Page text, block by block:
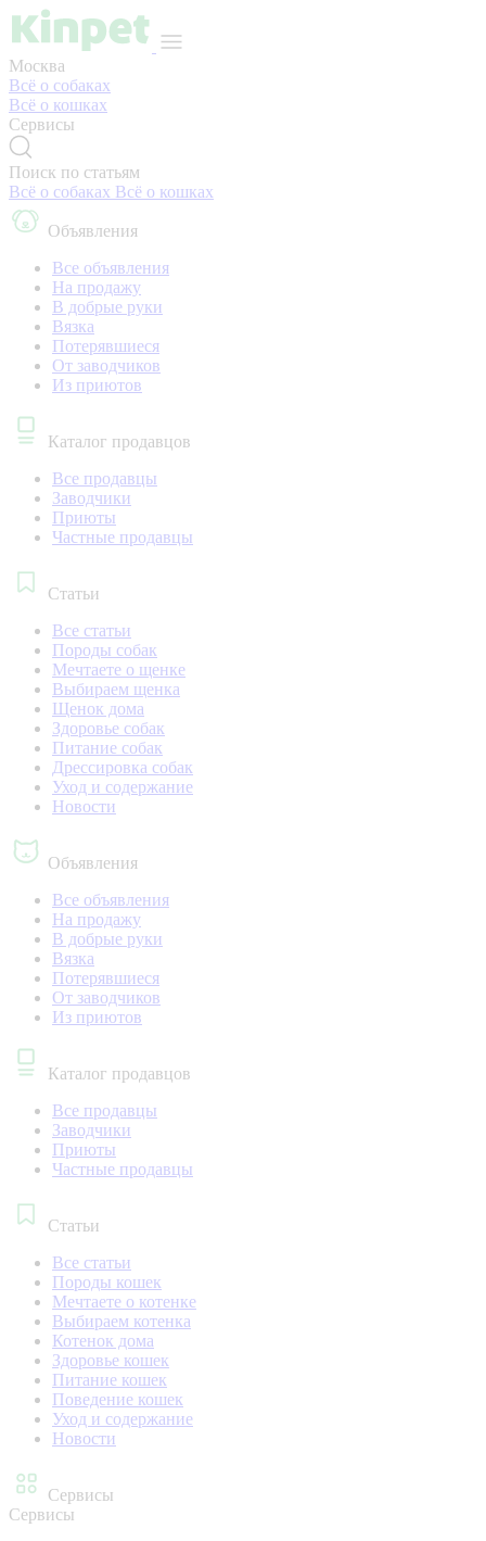
Москва
Всё о собаках
Всё о кошках
Сервисы
Поиск по статьям
Всё о собаках Всё о кошках
Объявления
Все объявления
На продажу
В добрые руки
Вязка
Потерявшиеся
От заводчиков
Из приютов
Каталог продавцов
Все продавцы
Заводчики
Приюты
Частные продавцы
Статьи
Все статьи
Породы собак
Мечтаете о щенке
Выбираем щенка
Щенок дома
Здоровье собак
Питание собак
Дрессировка собак
Уход и содержание
Новости
Объявления
Все объявления
На продажу
В добрые руки
Вязка
Потерявшиеся
От заводчиков
Из приютов
Каталог продавцов
Все продавцы
Заводчики
Приюты
Частные продавцы
Статьи
Все статьи
Породы кошек
Мечтаете о котенке
Выбираем котенка
Котенок дома
Здоровье кошек
Питание кошек
Поведение кошек
Уход и содержание
Новости
Сервисы
Сервисы